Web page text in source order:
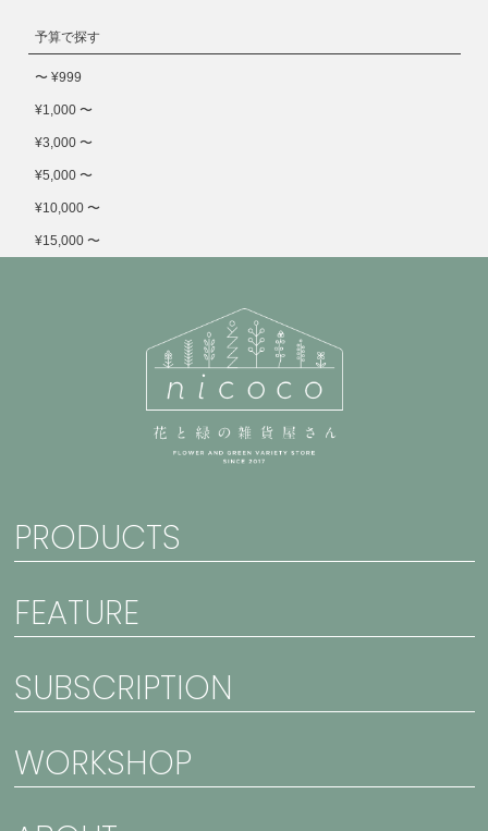
予算で探す
〜 ¥999
¥1,000 〜
¥3,000 〜
¥5,000 〜
¥10,000 〜
¥15,000 〜
PRODUCTS
FEATURE
SUBSCRIPTION
WORKSHOP